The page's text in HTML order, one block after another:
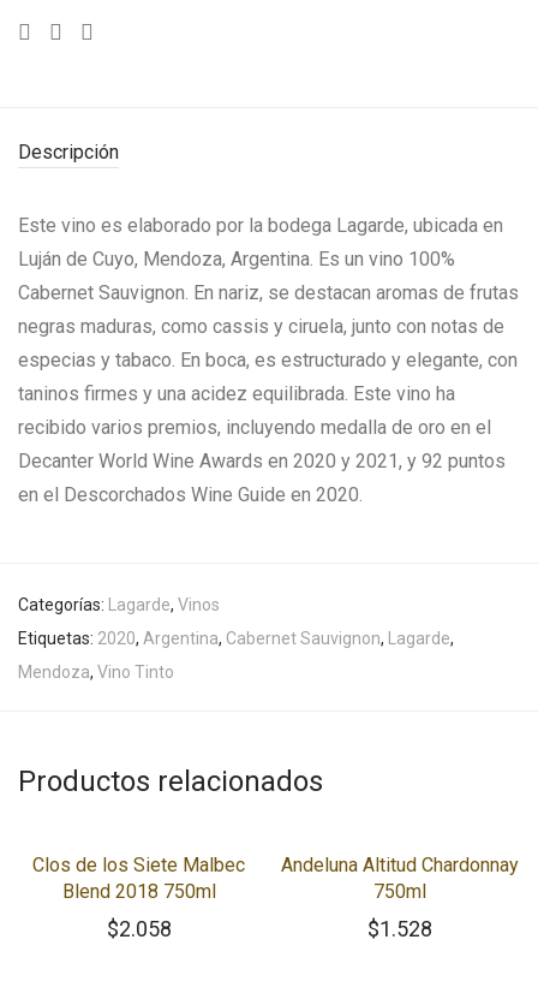
Descripción
Este vino es elaborado por la bodega Lagarde, ubicada en
Luján de Cuyo, Mendoza, Argentina. Es un vino 100%
Cabernet Sauvignon. En nariz, se destacan aromas de frutas
negras maduras, como cassis y ciruela, junto con notas de
especias y tabaco. En boca, es estructurado y elegante, con
taninos firmes y una acidez equilibrada. Este vino ha
recibido varios premios, incluyendo medalla de oro en el
Decanter World Wine Awards en 2020 y 2021, y 92 puntos
en el Descorchados Wine Guide en 2020.
Categorías: Lagarde, Vinos
Etiquetas: 2020, Argentina, Cabernet Sauvignon, Lagarde,
Mendoza, Vino Tinto
Productos relacionados
Clos de los Siete Malbec
Blend 2018 750ml
$2.058
Andeluna Altitud Chardonnay
750ml
$1.528